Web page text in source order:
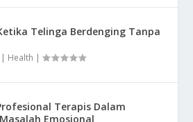
Telinga Berdenging Tanpa
| Health |
Terapis Dalam
Emosional